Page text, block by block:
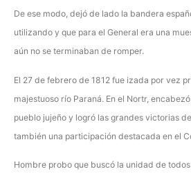
De ese modo, dejó de lado la bandera
utilizando y que para el General era una
aún no se terminaban de romper.
El 27 de febrero de 1812 fue izada por vez
majestuoso río Paraná. En el Nortr,
pueblo jujeño y logró las grandes victorias
también una participación destacada en el
Hombre probo que buscó la unidad de